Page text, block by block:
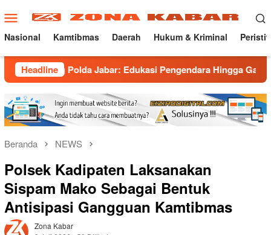
ke
konten
Menu
Mobile
Nasional Kamtibmas Daerah Hukum & Kriminal
Headline
Polda Jabar: Edukasi Pengendara Hingga Ganti Knalpot
Beranda NEWS
Polsek Kadipaten Laksanakan
Sispam Mako Sebagai Bentuk
Antisipasi Gangguan Kamtibmas
Zona Kabar